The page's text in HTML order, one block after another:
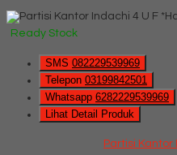
Ready Stock
SMS 082229539969
Telepon 03199842501
Whatsapp 6282229539969
Lihat Detail Produk
Partisi Kantor